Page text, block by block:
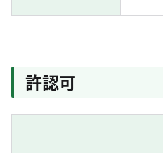
許認可